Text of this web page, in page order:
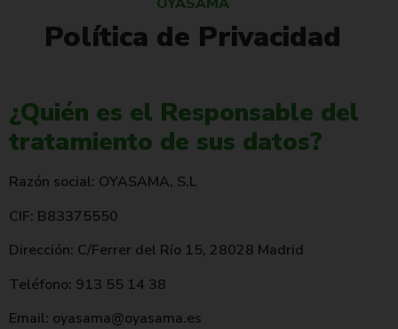
Política de Privacidad
¿Quién es el Responsable del
tratamiento de sus datos?
Razón social: OYASAMA, S.L
CIF: B83375550
Dirección: C/Ferrer del Río 15, 28028 Madrid
Teléfono: 913 55 14 38
Email: oyasama@oyasama.es